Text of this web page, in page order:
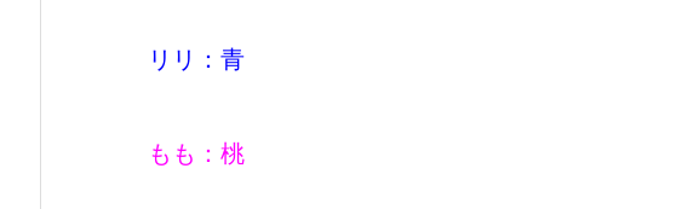
リリ：青
もも：桃